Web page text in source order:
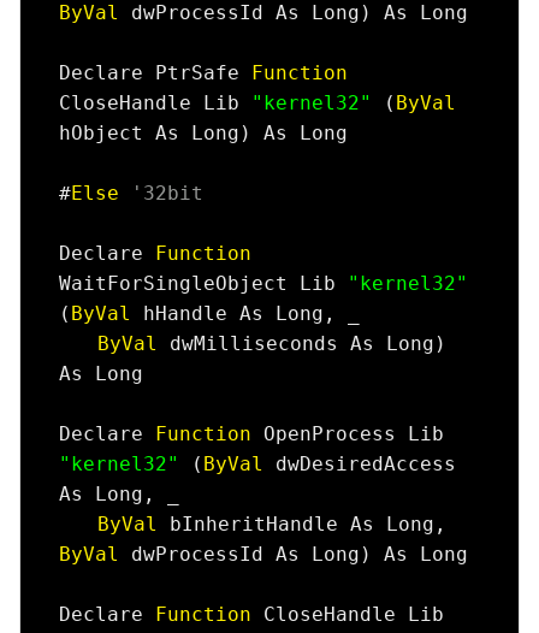
ByVal
dwProcessId As Long) As Long
Declare PtrSafe Function
CloseHandle Lib
"kernel32" ( ByVal
hObject As Long) As Long
#Else '32bit
Declare Function
WaitForSingleObject Lib
"kernel32"
( ByVal
hHandle As Long, _
ByVal
dwMilliseconds As Long)
As Long
Declare Function
"kernel32"
( ByVal
dwDesiredAccess
As Long, _
ByVal
ByVal
dwProcessId As Long) As Long
Declare Function